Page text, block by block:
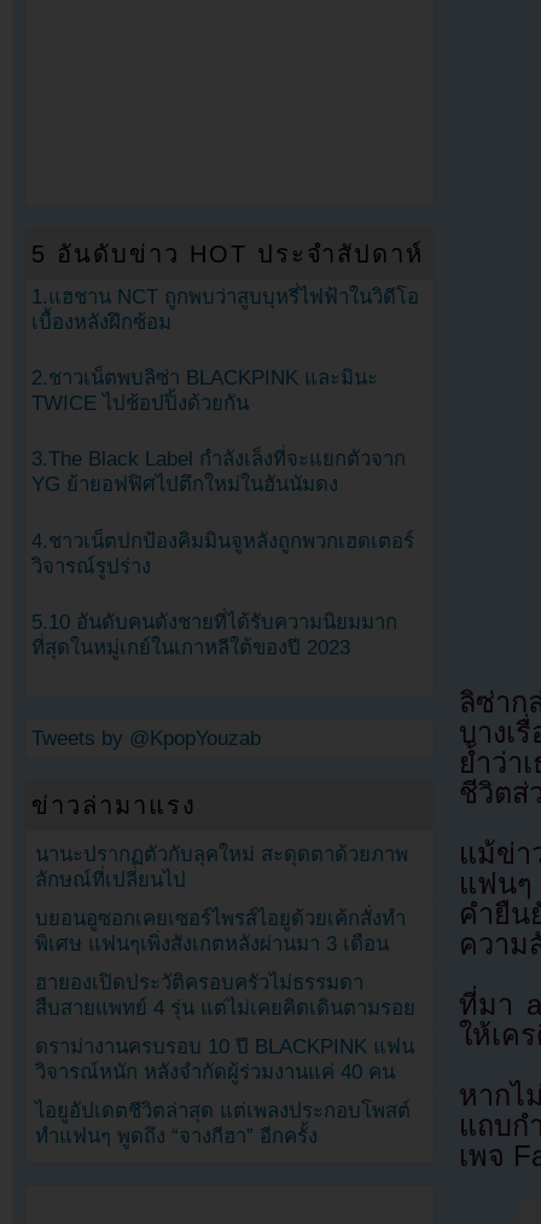
ลิซ่าก
บางเ
ย้ำว่า
ชีวิตส่
แม้ข่า
แฟนๆ
คำยื
ความ
ที่มา
ให้เค
หากไ
แถบก
เพจ
5 อันดับข่าว HOT ประจำสัปดาห์
1.แฮชาน NCT ถูกพบว่าสูบบุหรี่ไฟฟ้าในวิดีโอ
เบื้องหลังฝึกซ้อม
2.ชาวเน็ตพบลิซ่า BLACKPINK และมินะ
TWICE ไปช้อปปิ้งด้วยกัน
3.The Black Label กำลังเล็งที่จะแยกตัวจาก
YG ย้ายอฟฟิศไปตึกใหม่ในฮันนัมดง
4.ชาวเน็ตปกป้องคิมมินจูหลังถูกพวกเฮดเตอร์
วิจารณ์รูปร่าง
5.10 อันดับคนดังชายที่ได้รับความนิยมมาก
ที่สุดในหมู่เกย์ในเกาหลีใต้ของปี 2023
Tweets by @KpopYouzab
ข่าวล่ามาแรง
นานะปรากฏตัวกับลุคใหม่ สะดุดตาด้วยภาพ
ลักษณ์ที่เปลี่ยนไป
บยอนอูซอกเคยเซอร์ไพรส์ไอยูด้วยเค้กสั่งทำ
พิเศษ แฟนๆเพิ่งสังเกตหลังผ่านมา 3 เดือน
ฮายองเปิดประวัติครอบครัวไม่ธรรมดา
สืบสายแพทย์ 4 รุ่น แต่ไม่เคยคิดเดินตามรอย
ดราม่างานครบรอบ 10 ปี BLACKPINK แฟน
วิจารณ์หนัก หลังจำกัดผู้ร่วมงานแค่ 40 คน
ไอยูอัปเดตชีวิตล่าสุด แต่เพลงประกอบโพสต์
ทำแฟนๆ พูดถึง “จางกีฮา” อีกครั้ง